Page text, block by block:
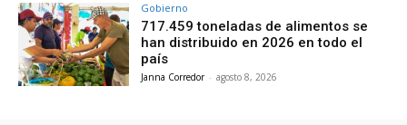
Gobierno
717.459 toneladas de alimentos se
han distribuido en 2026 en todo el
país
Janna Corredor - agosto 8, 2026